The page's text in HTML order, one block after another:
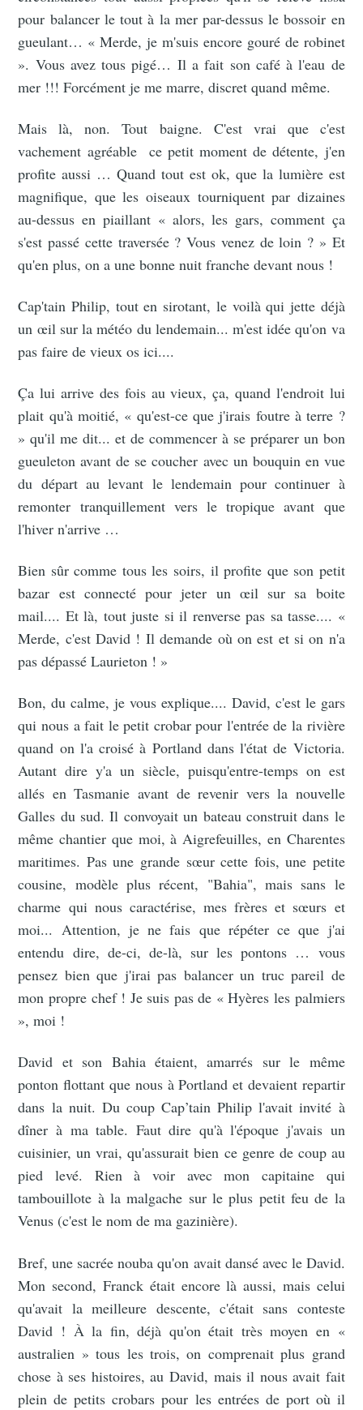
pour balancer le tout à la mer par-dessus le bossoir en
gueulant… « Merde, je m'suis encore gouré de robinet
». Vous avez tous pigé… Il a fait son café à l'eau de
mer !!! Forcément je me marre, discret quand même.
Mais là, non. Tout baigne. C'est vrai que c'est
vachement agréable ce petit moment de détente, j'en
profite aussi … Quand tout est ok, que la lumière est
magnifique, que les oiseaux tourniquent par dizaines
au-dessus en piaillant « alors, les gars, comment ça
s'est passé cette traversée ? Vous venez de loin ? » Et
qu'en plus, on a une bonne nuit franche devant nous !
Cap'tain Philip, tout en sirotant, le voilà qui jette déjà
un œil sur la météo du lendemain... m'est idée qu'on va
pas faire de vieux os ici....
Ça lui arrive des fois au vieux, ça, quand l'endroit lui
plait qu'à moitié, « qu'est-ce que j'irais foutre à terre ?
» qu'il me dit... et de commencer à se préparer un bon
gueuleton avant de se coucher avec un bouquin en vue
du départ au levant le lendemain pour continuer à
remonter tranquillement vers le tropique avant que
l'hiver n'arrive …
Bien sûr comme tous les soirs, il profite que son petit
bazar est connecté pour jeter un œil sur sa boite
mail.... Et là, tout juste si il renverse pas sa tasse.... «
Merde, c'est David ! Il demande où on est et si on n'a
pas dépassé Laurieton ! »
Bon, du calme, je vous explique.... David, c'est le gars
qui nous a fait le petit crobar pour l'entrée de la rivière
quand on l'a croisé à Portland dans l'état de Victoria.
Autant dire y'a un siècle, puisqu'entre-temps on est
allés en Tasmanie avant de revenir vers la nouvelle
Galles du sud. Il convoyait un bateau construit dans le
même chantier que moi, à Aigrefeuilles, en Charentes
maritimes. Pas une grande sœur cette fois, une petite
cousine, modèle plus récent, "Bahia", mais sans le
charme qui nous caractérise, mes frères et sœurs et
moi... Attention, je ne fais que répéter ce que j'ai
entendu dire, de-ci, de-là, sur les pontons … vous
pensez bien que j'irai pas balancer un truc pareil de
mon propre chef ! Je suis pas de « Hyères les palmiers
», moi !
David et son Bahia étaient, amarrés sur le même
ponton flottant que nous à Portland et devaient repartir
dans la nuit. Du coup Cap’tain Philip l'avait invité à
dîner à ma table. Faut dire qu'à l'époque j'avais un
cuisinier, un vrai, qu'assurait bien ce genre de coup au
pied levé. Rien à voir avec mon capitaine qui
tambouillote à la malgache sur le plus petit feu de la
Venus (c'est le nom de ma gazinière).
Bref, une sacrée nouba qu'on avait dansé avec le David.
Mon second, Franck était encore là aussi, mais celui
qu'avait la meilleure descente, c'était sans conteste
David ! À la fin, déjà qu'on était très moyen en «
australien » tous les trois, on comprenait plus grand
chose à ses histoires, au David, mais il nous avait fait
plein de petits crobars pour les entrées de port où il